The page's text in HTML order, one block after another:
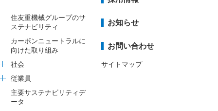
住友重機械グループのサ
ステナビリティ
カーボンニュートラルに
向けた取り組み
社会
従業員
主要サステナビリティデ
ータ
お知らせ
お問い合わせ
サイトマップ